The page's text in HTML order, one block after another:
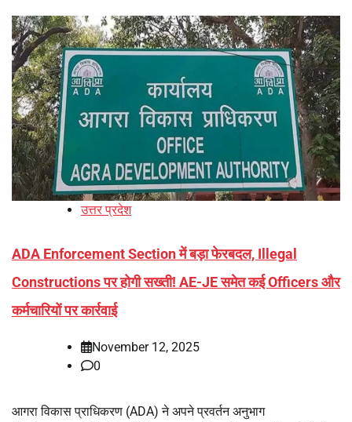
उत्तर प्रदेश
ADA Enforcement Section में बड़ा फेरबदल, Illegal
Constructions पर होगी सख्ती! AE-JE समेत कई Officers और
कर्मचारियों पर कार्रवाई
November 12, 2025
0
आगरा विकास प्राधिकरण (ADA) ने अपने प्रवर्तन अनुभाग